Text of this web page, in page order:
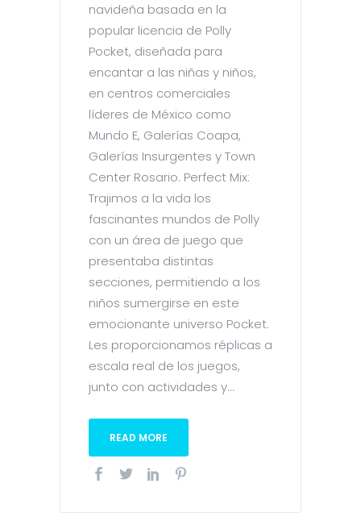
navideña basada en la
popular licencia de Polly
Pocket, diseñada para
encantar a las niñas y niños,
en centros comerciales
líderes de México como
Mundo E, Galerías Coapa,
Galerías Insurgentes y Town
Center Rosario. Perfect Mix:
Trajimos a la vida los
fascinantes mundos de Polly
con un área de juego que
presentaba distintas
secciones, permitiendo a los
niños sumergirse en este
emocionante universo Pocket.
Les proporcionamos réplicas a
escala real de los juegos,
junto con actividades y...
READ MORE